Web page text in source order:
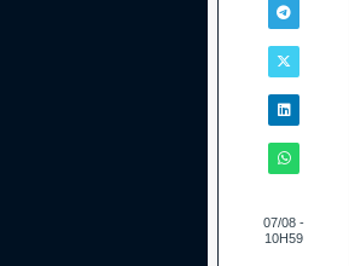
07/08 -
10H59